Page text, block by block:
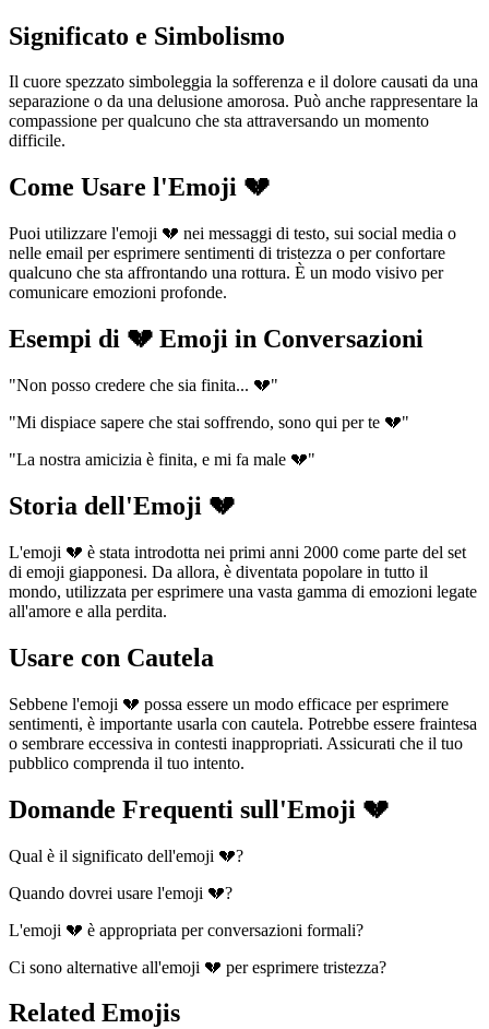
Significato e Simbolismo
Il cuore spezzato simboleggia la sofferenza e il dolore causati da una
separazione o da una delusione amorosa. Può anche rappresentare la
compassione per qualcuno che sta attraversando un momento
difficile.
Come Usare l'Emoji 💔
Puoi utilizzare l'emoji 💔 nei messaggi di testo, sui social media o
nelle email per esprimere sentimenti di tristezza o per confortare
qualcuno che sta affrontando una rottura. È un modo visivo per
comunicare emozioni profonde.
Esempi di 💔 Emoji in Conversazioni
"Non posso credere che sia finita... 💔"
"Mi dispiace sapere che stai soffrendo, sono qui per te 💔"
"La nostra amicizia è finita, e mi fa male 💔"
Storia dell'Emoji 💔
L'emoji 💔 è stata introdotta nei primi anni 2000 come parte del set
di emoji giapponesi. Da allora, è diventata popolare in tutto il
mondo, utilizzata per esprimere una vasta gamma di emozioni legate
all'amore e alla perdita.
Usare con Cautela
Sebbene l'emoji 💔 possa essere un modo efficace per esprimere
sentimenti, è importante usarla con cautela. Potrebbe essere fraintesa
o sembrare eccessiva in contesti inappropriati. Assicurati che il tuo
pubblico comprenda il tuo intento.
Domande Frequenti sull'Emoji 💔
Qual è il significato dell'emoji 💔?
Quando dovrei usare l'emoji 💔?
L'emoji 💔 è appropriata per conversazioni formali?
Ci sono alternative all'emoji 💔 per esprimere tristezza?
Related Emojis